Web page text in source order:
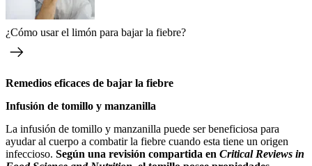
¿Cómo usar el limón para bajar la fiebre?
Remedios eficaces de bajar la fiebre
Infusión de tomillo y manzanilla
La infusión de tomillo y manzanilla puede ser beneficiosa para
ayudar al cuerpo a combatir la fiebre cuando esta tiene un origen
infeccioso. Según una revisión compartida en Critical Reviews in